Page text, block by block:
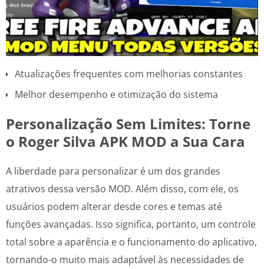
Atualizações frequentes com melhorias constantes
Melhor desempenho e otimização do sistema
Personalização Sem Limites: Torne
o Roger Silva APK MOD a Sua Cara
A liberdade para personalizar é um dos grandes
atrativos dessa versão MOD. Além disso, com ele, os
usuários podem alterar desde cores e temas até
funções avançadas. Isso significa, portanto, um controle
total sobre a aparência e o funcionamento do aplicativo,
tornando-o muito mais adaptável às necessidades de